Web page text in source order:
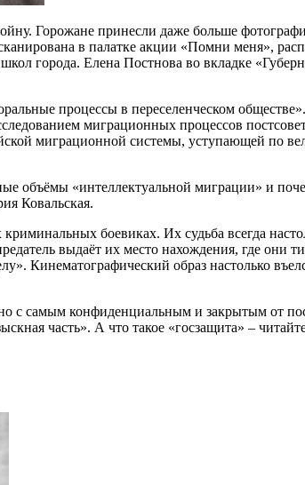
Горожане принесли даже больше
в палатке акции «Помни меня»,
города. Елена Постнова во вкладке
процессы в переселенческом
миграционных процессов
миграционной системы, уступающей по
объёмы «интеллектуальной миграции» и
Ковальская.
боевиках. Их судьба всегда
выдаёт их место нахождения, где они
Кинематографический образ настолько
с самым конфиденциальным и закрытым от
часть». А что такое «госзащита» –